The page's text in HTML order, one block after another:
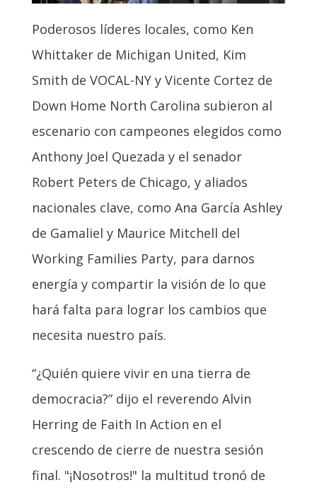
Poderosos líderes locales, como Ken
Whittaker de Michigan United, Kim
Smith de VOCAL-NY y Vicente Cortez de
Down Home North Carolina subieron al
escenario con campeones elegidos como
Anthony Joel Quezada y el senador
Robert Peters de Chicago, y aliados
nacionales clave, como Ana García Ashley
de Gamaliel y Maurice Mitchell del
Working Families Party, para darnos
energía y compartir la visión de lo que
hará falta para lograr los cambios que
necesita nuestro país.
“¿Quién quiere vivir en una tierra de
democracia?” dijo el reverendo Alvin
Herring de Faith In Action en el
crescendo de cierre de nuestra sesión
final. "¡Nosotros!" la multitud tronó de